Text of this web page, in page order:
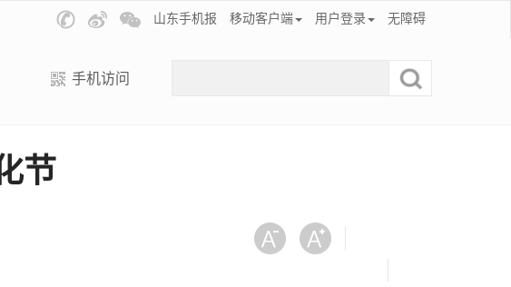
山东手机报 移动客户端 用户登录 无障碍
手机访问
节